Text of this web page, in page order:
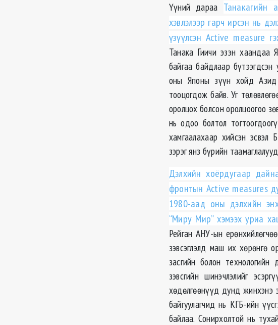
Үүний дараа Танакагийн
хэвлэлээр гарч ирсэн нь
үзүүлсэн Active measure
Танака Гиичи эзэн хаандаа
байгаа байдлаар
оны Японы зүүн хойд Азид
тооцогдож байв. Уг
оролцох болсон оролцоогоо
нь одоо болтол
хамгаалахаар хийсэн эсвэл
зэрэг янз бүрийн
Дэлхийн хоёрдугаар
фронтын Active measures
1980-аад оны дэлхийн
“Миру Мир” хэмээх уриа
Рейган АНУ-ын
зэвсэглэлд маш их хөрөнгө
засгийн болон
зэвсгийн шинэчлэлийг
хөдөлгөөнүүд дунд жинхэнэ
байгуулагчид нь КГБ-ийн
байлаа. Сонирхолтой нь